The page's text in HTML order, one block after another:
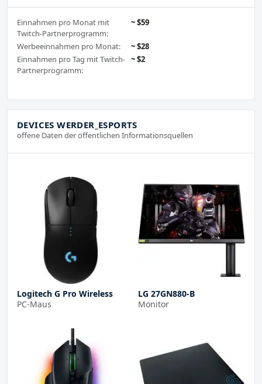
Einnahmen pro Monat mit
Twitch-Partnerprogramm:
~ $59
Werbeeinnahmen pro Monat:
~ $28
Einnahmen pro Tag mit Twitch-
Partnerprogramm:
~ $2
DEVICES WERDER_ESPORTS
offene Daten der öffentlichen Informationsquellen
Logitech G Pro Wireless
PC-Maus
LG 27GN880-B
Monitor